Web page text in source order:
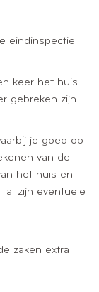
eindinspectie
keer het huis
gebreken zijn
je goed op
van de
het huis en
al zijn eventuele
zaken extra